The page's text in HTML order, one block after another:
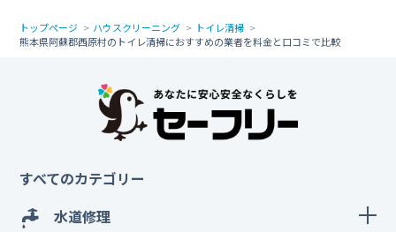
トップページ ハウスクリーニング
トイレ清掃
熊本県阿蘇郡西原村のトイレ清掃におすすめの業者を料金と口コミで比較
すべてのカテゴリー
水道修理